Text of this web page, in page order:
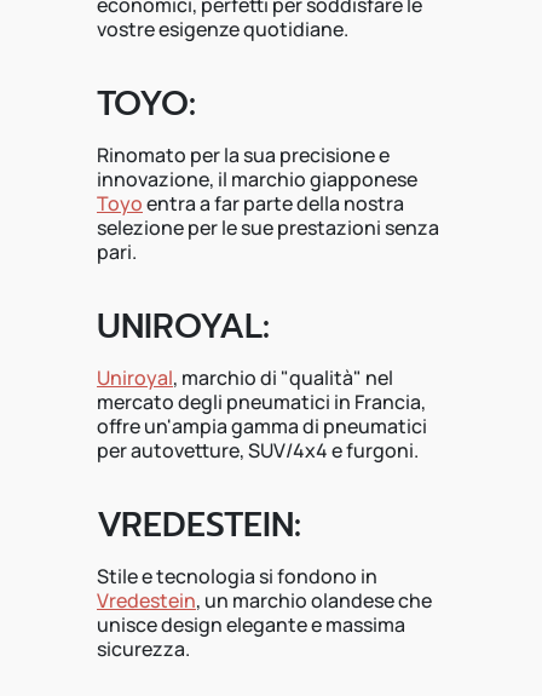
vostre esigenze quotidiane.
TOYO:
Rinomato per la sua precisione e
innovazione, il marchio giapponese
Toyoentra a far parte della nostra
selezione per le sue prestazioni senza
pari.
UNIROYAL:
Uniroyal, marchio di "qualità" nel
mercato degli pneumatici in Francia,
offre un'ampia gamma di pneumatici
per autovetture, SUV/4x4 e furgoni.
VREDESTEIN:
Stile e tecnologia si fondono in
Vredestein, un marchio olandese che
unisce design elegante e massima
sicurezza.